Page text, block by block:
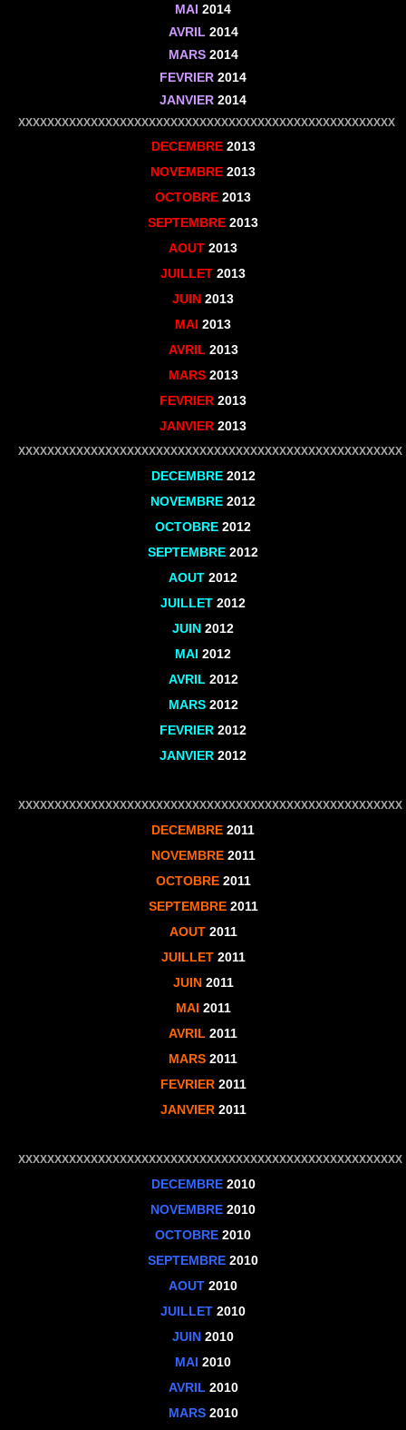
MAI 2014
AVRIL2014
MARS2014
FEVRIER 2014
JANVIER 2014
XXXXXXXXXXXXXXXXXXXXXXXXXXXXXXXXXXXXXXXXXXXXXXXXXXXX
DECEMBRE2013
NOVEMBRE 2013
OCTOBRE 2013
SEPTEMBRE 2013
AOUT 2013
JUILLET 2013
JUIN 2013
MAI 2013
AVRIL2013
MARS2013
FEVRIER 2013
JANVIER 2013
XXXXXXXXXXXXXXXXXXXXXXXXXXXXXXXXXXXXXXXXXXXXXXXXXXXXX
DECEMBRE2012
NOVEMBRE 2012
OCTOBRE 2012
SEPTEMBRE 2012
AOUT 2012
JUILLET 2012
JUIN 2012
MAI 2012
AVRIL2012
MARS2012
FEVRIER 2012
JANVIER 2012
XXXXXXXXXXXXXXXXXXXXXXXXXXXXXXXXXXXXXXXXXXXXXXXXXXXXX
DECEMBRE 2011
NOVEMBRE2011
OCTOBRE2011
SEPTEMBRE2011
AOUT2011
JUILLET2011
JUIN2011
MAI 2011
AVRIL 2011
MARS 2011
FEVRIER2011
JANVIER2011
XXXXXXXXXXXXXXXXXXXXXXXXXXXXXXXXXXXXXXXXXXXXXXXXXXXXX
DECEMBRE2010
NOVEMBRE 2010
OCTOBRE 2010
SEPTEMBRE 2010
AOUT 2010
JUILLET 2010
JUIN 2010
MAI 2010
AVRIL2010
MARS2010